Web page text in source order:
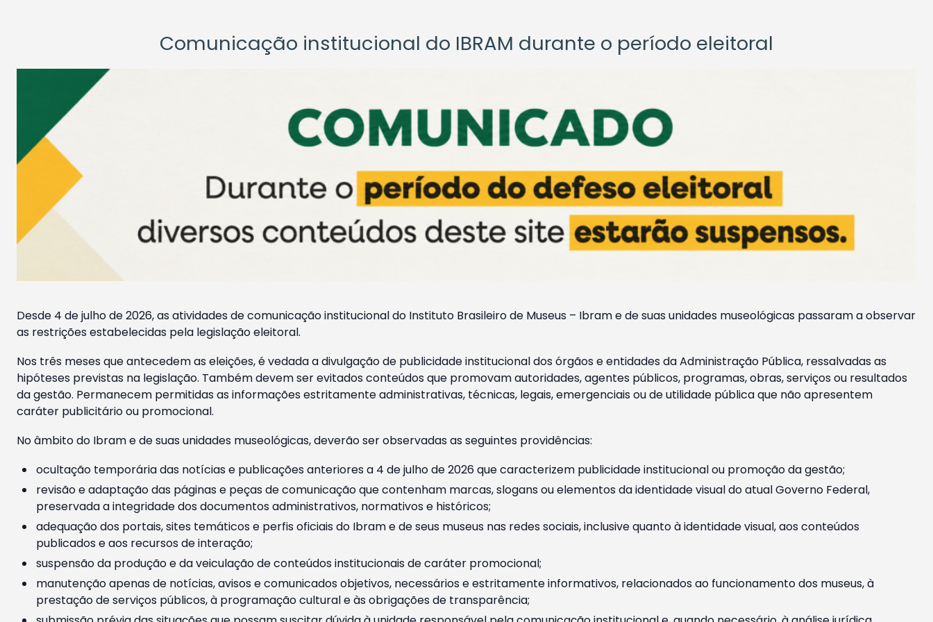
Comunicação institucional do IBRAM durante o período eleitoral
Desde 4 de julho de 2026, as atividades de comunicação institucional do Instituto Brasileiro de Museus – Ibram e de suas unidades museológicas passaram a observar
as restrições estabelecidas pela legislação eleitoral.
Nos três meses que antecedem as eleições, é vedada a divulgação de publicidade institucional dos órgãos e entidades da Administração Pública, ressalvadas as
hipóteses previstas na legislação. Também devem ser evitados conteúdos que promovam autoridades, agentes públicos, programas, obras, serviços ou resultados
da gestão. Permanecem permitidas as informações estritamente administrativas, técnicas, legais, emergenciais ou de utilidade pública que não apresentem
caráter publicitário ou promocional.
No âmbito do Ibram e de suas unidades museológicas, deverão ser observadas as seguintes providências:
ocultação temporária das notícias e publicações anteriores a 4 de julho de 2026 que caracterizem publicidade institucional ou promoção da gestão;
revisão e adaptação das páginas e peças de comunicação que contenham marcas, slogans ou elementos da identidade visual do atual Governo Federal,
preservada a integridade dos documentos administrativos, normativos e históricos;
adequação dos portais, sites temáticos e perfis oficiais do Ibram e de seus museus nas redes sociais, inclusive quanto à identidade visual, aos conteúdos
publicados e aos recursos de interação;
suspensão da produção e da veiculação de conteúdos institucionais de caráter promocional;
manutenção apenas de notícias, avisos e comunicados objetivos, necessários e estritamente informativos, relacionados ao funcionamento dos museus, à
prestação de serviços públicos, à programação cultural e às obrigações de transparência;